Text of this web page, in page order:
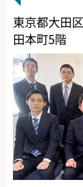
東京都大田
田本町5階